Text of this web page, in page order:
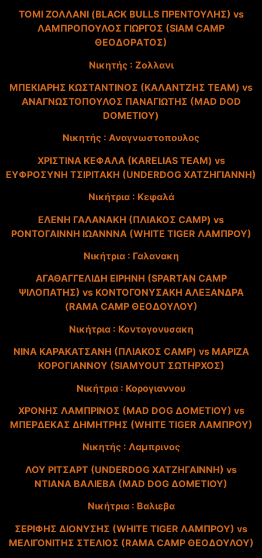
ΤΟΜΙ ΖΟΛΛΑΝΙ (BLACK BULLS ΠΡΕΝΤΟΥΛΗΣ) vs
ΛΑΜΠΡΟΠΟΥΛΟΣ ΓΙΩΡΓΟΣ (SIAM CAMP
ΘΕΟΔΟΡAΤΟΣ)
Nικητής : Ζολλανι
ΜΠΕΚΙΑΡΗΣ ΚΩΣΤΑΝΤΙΝΟΣ (ΚΑΛΑΝΤΖΗΣ TEAM) vs
ΑΝΑΓΝΩΣΤΟΠΟΥΛΟΣ ΠΑΝΑΓΙΩΤΗΣ (MAD DOD
DOMETIOY)
Nικητής : Αναγνωστοπουλος
ΧΡΙΣΤΙΝΑ ΚΕΦΑΛΑ (KARELIAS TEAM) vs
ΕΥΦΡΟΣΥΝΗ ΤΣΙΡΙΤΑΚΗ (UNDERDOG ΧΑΤΖΗΓΙΑΝΝΗ)
Nικήτρια : Κεφαλά
ΕΛΕΝΗ ΓΑΛΑΝΑΚΗ (ΠΛΙΑΚΟΣ CAMP) vs
ΡΟΝΤΟΓΑΙΝΝΗ ΙΩΑΝΝΝΑ (WHITE TIGER ΛΑΜΠΡΟΥ)
Nικήτρια : Γαλανακη
ΑΓΑΘΑΓΓΕΛΙΔΗ ΕΙΡΗΝΗ (SPARTAN CAMP
ΨΙΛΟΠΑΤΗΣ) vs ΚΟΝΤΟΓΟΝΥΣΑΚΗ ΑΛΕΞΑΝΔΡΑ
(RAMA CAMP ΘΕΟΔΟΥΛΟΥ)
Νικήτρια : Κοντογονυσακη
ΝΙΝΑ ΚΑΡΑΚΑΤΣΑΝΗ (ΠΛΙΑΚΟΣ CAMP) vs ΜΑΡΙΖΑ
ΚΟΡΟΓΙΑΝΝΟΥ (SIAMYOUT ΣΩΤΗΡΧΟΣ)
Nικήτρια : Κορογιαννου
ΧΡΟΝΗΣ ΛΑΜΠΡΙΝΟΣ (MAD DOG ΔΟΜΕΤΙΟΥ) vs
ΜΠΕΡΔΕΚΑΣ ΔΗΜΗΤΡΗΣ (WHITE TIGER ΛΑΜΠΡΟΥ)
Νικητής : Λαμπρινος
ΛΟΥ ΡΙΤΣΑΡΤ (UNDERDOG ΧΑΤΖΗΓΑΙΝΝΗ) vs
ΝΤΙΑΝΑ ΒΑΛΙΕΒΑ (MAD DOG ΔΟΜΕΤΙΟΥ)
Νικήτρια : Βαλιεβα
ΣΕΡΙΦΗΣ ΔΙΟΝΥΣΗΣ (WHITE TIGER ΛΑΜΠΡΟΥ) vs
ΜΕΛΙΓΟΝΙΤΗΣ ΣΤΕΛΙΟΣ (RAMA CAMP ΘΕΟΔΟΥΛΟΥ)